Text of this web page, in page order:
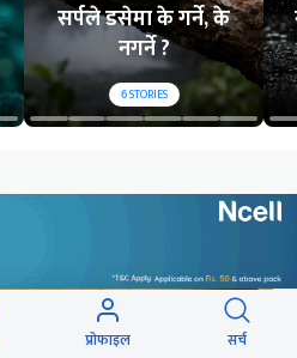
सर्पले डसेमा के गर्ने, के
नगर्ने ?
6STORIES
प्रोफाइल सर्च